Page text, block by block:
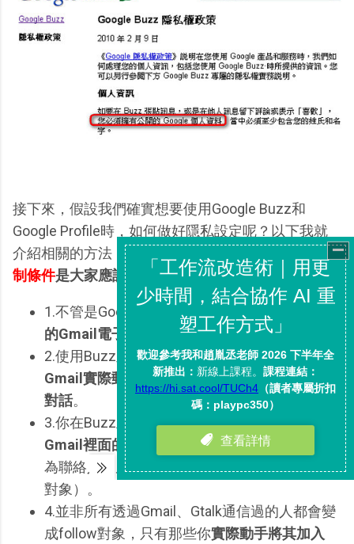
接下來，假設我們確實想要使用Google Buzz和
Google Profile時，如何做好隱私設定呢？以下我就
介紹相關的方法，但進入正題前，
基本隱私限
制條件是大家應該知道的：
1.不管是Google Buzz或Profile， 都不會公開你
的Gmail電子郵件帳號，除非你自己設定公開。
2.使用Buzz並
不會讓在上面互動的人看到你的
Gmail實際郵件內容，也 不會看到實際的GTalk
對話。
3.你在Buzz上follow追蹤的人，不會變成你
Gmail裡面的聯絡人
（但是你在Gmail裡面設定
為聯絡人的朋友，會自動變成Buzz上follow的
對象）。
4.並非所有透過Gmail、Gtalk通信過的人都會變
成follow對象，只有那些你實際動手將其加入